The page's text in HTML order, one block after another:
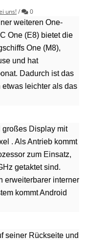
uns!/ Kommentare
0
weiteren One-
One (E8) bietet die
One (M8),
und hat
Dadurch ist das
etwas leichter als das
großes Display mit
. Als Antrieb kommt
zum Einsatz,
getaktet sind.
erweiterbarer interner
kommt Android
seiner Rückseite und